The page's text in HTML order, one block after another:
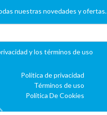
nuestras novedades y ofertas.
y los términos de uso
Política de privacidad
Términos de uso
Política De Cookies